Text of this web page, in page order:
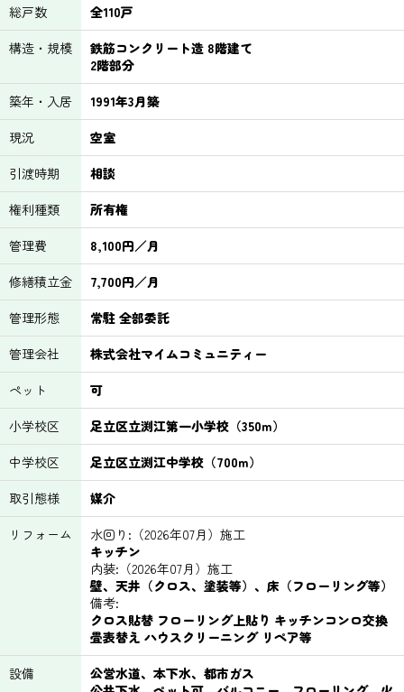
総戸数
全110戸
構造・規模
鉄筋コンクリート造 8階建て
2階部分
築年・入居
1991年3月築
現況
空室
引渡時期
相談
権利種類
所有権
管理費
8,100円／月
修繕積立金
7,700円／月
管理形態
常駐 全部委託
管理会社
株式会社マイムコミュニティー
ペット
可
小学校区
足立区立渕江第一小学校（350m）
中学校区
足立区立渕江中学校（700m）
取引態様
媒介
リフォーム
水回り:（2026年07月）施工
キッチン
内装:（2026年07月）施工
壁、天井（クロス、塗装等）、床（フローリング等）
備考:
クロス貼替 フローリング上貼り キッチンコンロ交換
畳表替え ハウスクリーニング リペア等
設備
公営水道、本下水、都市ガス